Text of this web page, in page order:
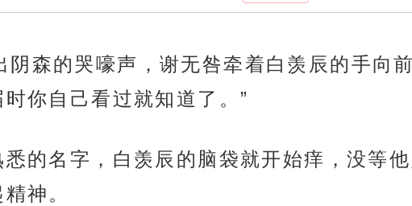
阴森的哭嚎声，谢无咎牵着白羡辰的手向
你自己看过就知道了。”
悉的名字，白羡辰的脑袋就开始痒，没等
神。